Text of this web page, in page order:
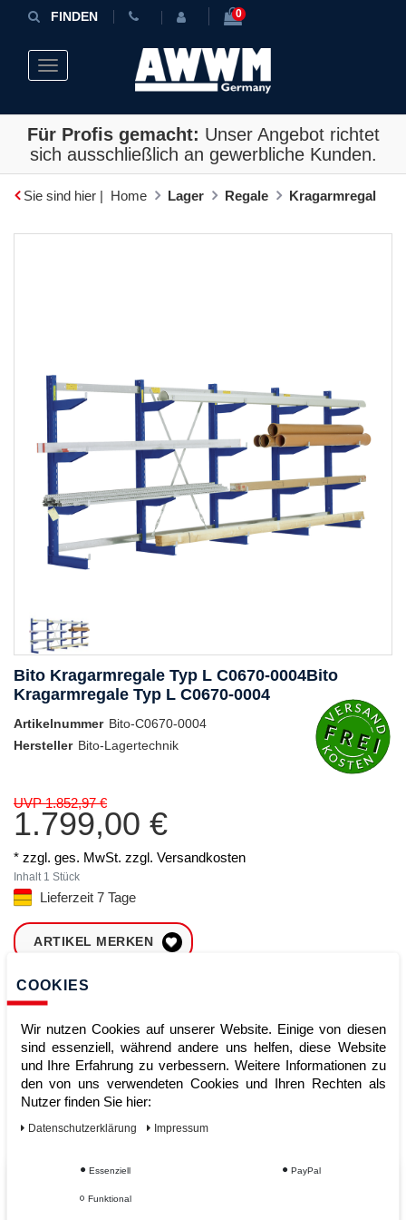
FINDEN 0
Toggle navigation
Für Profis gemacht: Unser Angebot richtet
sich ausschließlich an gewerbliche Kunden.
Sie sind hier | Home Lager Regale Kragarmregal
Bito Kragarmregale Typ L C0670-0004Bito
Kragarmregale Typ L C0670-0004
Artikelnummer Bito-C0670-0004
Hersteller Bito-Lagertechnik
UVP 1.852,97 €
1.799,00 €
* zzgl. ges. MwSt. zzgl. Versandkosten
Inhalt 1 Stück
Lieferzeit 7 Tage
ARTIKEL MERKEN
ZUM WARENKORB
Sofort lieferbar
Kauf auf Rechnung
COOKIES
Wir nutzen Cookies auf unserer Website. Einige von diesen
sind essenziell, während andere uns helfen, diese Website
und Ihre Erfahrung zu verbessern. Weitere Informationen zu
den von uns verwendeten Cookies und Ihren Rechten als
Nutzer finden Sie hier:
Daten­schutz­erklärung Impressum
Essenziell PayPal
Funktional